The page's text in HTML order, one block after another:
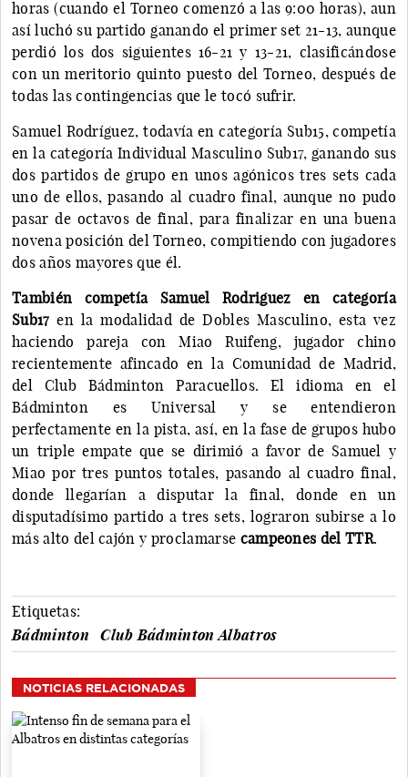
horas (cuando el Torneo comenzó a las 9:00 horas), aun
así luchó su partido ganando el primer set 21-13, aunque
perdió los dos siguientes 16-21 y 13-21, clasificándose
con un meritorio quinto puesto del Torneo, después de
todas las contingencias que le tocó sufrir.
Samuel Rodríguez, todavía en categoría Sub15, competía
en la categoría Individual Masculino Sub17, ganando sus
dos partidos de grupo en unos agónicos tres sets cada
uno de ellos, pasando al cuadro final, aunque no pudo
pasar de octavos de final, para finalizar en una buena
novena posición del Torneo, compitiendo con jugadores
dos años mayores que él.
También competía Samuel Rodriguez en categoría
Sub17 en la modalidad de Dobles Masculino, esta vez
haciendo pareja con Miao Ruifeng, jugador chino
recientemente afincado en la Comunidad de Madrid,
del Club Bádminton Paracuellos. El idioma en el
Bádminton es Universal y se entendieron
perfectamente en la pista, así, en la fase de grupos hubo
un triple empate que se dirimió a favor de Samuel y
Miao por tres puntos totales, pasando al cuadro final,
donde llegarían a disputar la final, donde en un
disputadísimo partido a tres sets, lograron subirse a lo
más alto del cajón y proclamarse campeones del TTR.
Etiquetas:
Bádminton
Club Bádminton Albatros
NOTICIAS RELACIONADAS